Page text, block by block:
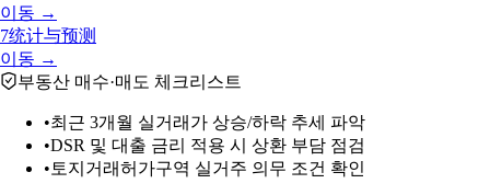
이동 →
7统计与预测
이동 →
부동산 매수·매도 체크리스트
•최근 3개월 실거래가 상승/하락 추세 파악
•DSR 및 대출 금리 적용 시 상환 부담 점검
• 토지거래허가구역 실거주 의무 조건 확인